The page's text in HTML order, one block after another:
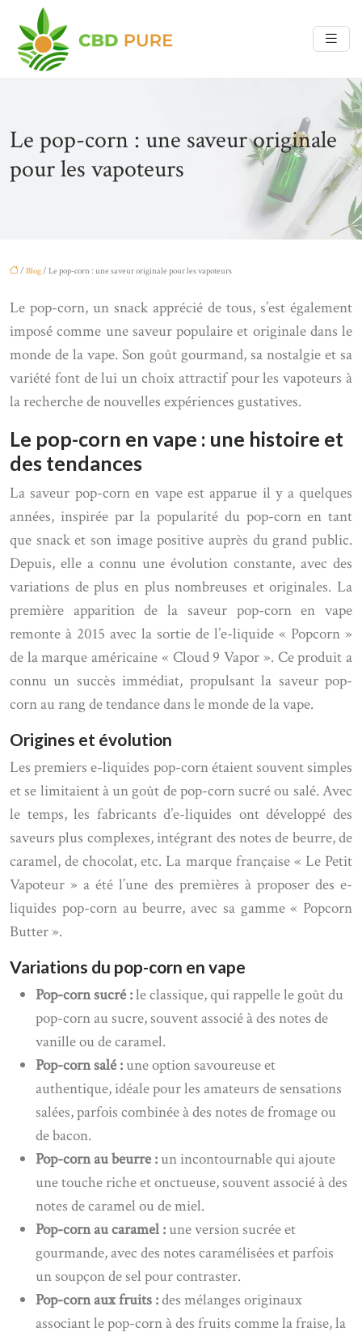
Le pop-corn : une saveur originale
pour les vapoteurs
/ Blog/ Le pop-corn : une saveur originale pour les vapoteurs
Le pop-corn, un snack apprécié de tous, s’est également
imposé comme une saveur populaire et originale dans le
monde de la vape. Son goût gourmand, sa nostalgie et sa
variété font de lui un choix attractif pour les vapoteurs à
la recherche de nouvelles expériences gustatives.
Le pop-corn en vape : une histoire et
des tendances
La saveur pop-corn en vape est apparue il y a quelques
années, inspirée par la popularité du pop-corn en tant
que snack et son image positive auprès du grand public.
Depuis, elle a connu une évolution constante, avec des
variations de plus en plus nombreuses et originales. La
première apparition de la saveur pop-corn en vape
remonte à 2015 avec la sortie de l’e-liquide « Popcorn »
de la marque américaine « Cloud 9 Vapor ». Ce produit a
connu un succès immédiat, propulsant la saveur pop-
corn au rang de tendance dans le monde de la vape.
Origines et évolution
Les premiers e-liquides pop-corn étaient souvent simples
et se limitaient à un goût de pop-corn sucré ou salé. Avec
le temps, les fabricants d’e-liquides ont développé des
saveurs plus complexes, intégrant des notes de beurre, de
caramel, de chocolat, etc. La marque française « Le Petit
Vapoteur » a été l’une des premières à proposer des e-
liquides pop-corn au beurre, avec sa gamme « Popcorn
Butter ».
Variations du pop-corn en vape
Pop-corn sucré :le classique, qui rappelle le goût du
pop-corn au sucre, souvent associé à des notes de
vanille ou de caramel.
Pop-corn salé :une option savoureuse et
authentique, idéale pour les amateurs de sensations
salées, parfois combinée à des notes de fromage ou
de bacon.
Pop-corn au beurre :un incontournable qui ajoute
une touche riche et onctueuse, souvent associé à des
notes de caramel ou de miel.
Pop-corn au caramel :une version sucrée et
gourmande, avec des notes caramélisées et parfois
un soupçon de sel pour contraster.
Pop-corn aux fruits :des mélanges originaux
associant le pop-corn à des fruits comme la fraise, la